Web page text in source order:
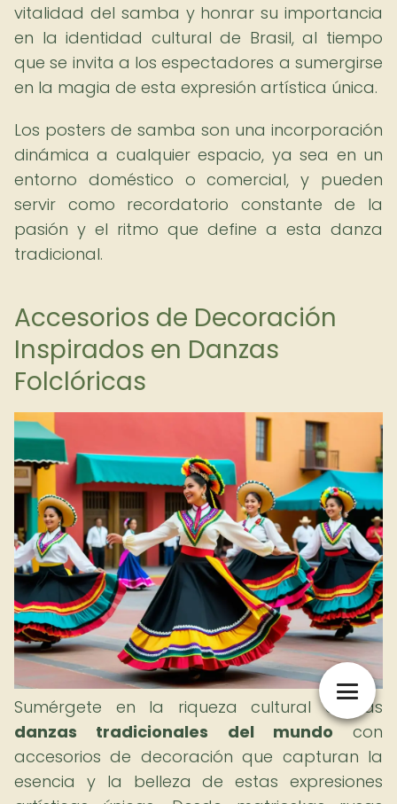
vitalidad del samba y honrar su importancia
en la identidad cultural de Brasil, al tiempo
que se invita a los espectadores a sumergirse
en la magia de esta expresión artística única.
Los posters de samba son una incorporación
dinámica a cualquier espacio, ya sea en un
entorno doméstico o comercial, y pueden
servir como recordatorio constante de la
pasión y el ritmo que define a esta danza
tradicional.
Accesorios de Decoración
Inspirados en Danzas
Folclóricas
Sumérgete en la riqueza cultural de las
danzas tradicionales del mundo con
accesorios de decoración que capturan la
esencia y la belleza de estas expresiones